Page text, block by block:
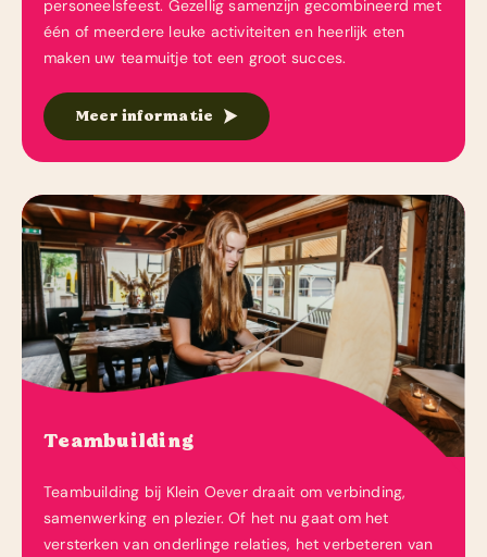
personeelsfeest. Gezellig samenzijn gecombineerd met
één of meerdere leuke activiteiten en heerlijk eten
maken uw teamuitje tot een groot succes.
Meer informatie
Teambuilding
Teambuilding bij Klein Oever draait om verbinding,
samenwerking en plezier. Of het nu gaat om het
versterken van onderlinge relaties, het verbeteren van